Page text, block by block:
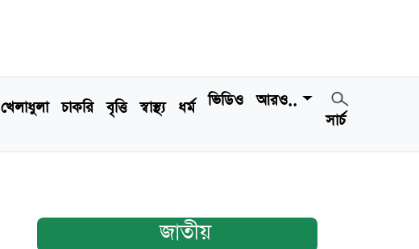
খেলাধুলা চাকরি বৃত্তি স্বাস্থ্য ধর্ম ভিডিও
আরও..
সার্চ
জাতীয়